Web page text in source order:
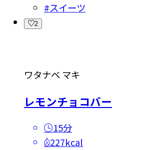
#スイーツ
2
ワタナベ マキ
レモンチョコバー
15分
227kcal